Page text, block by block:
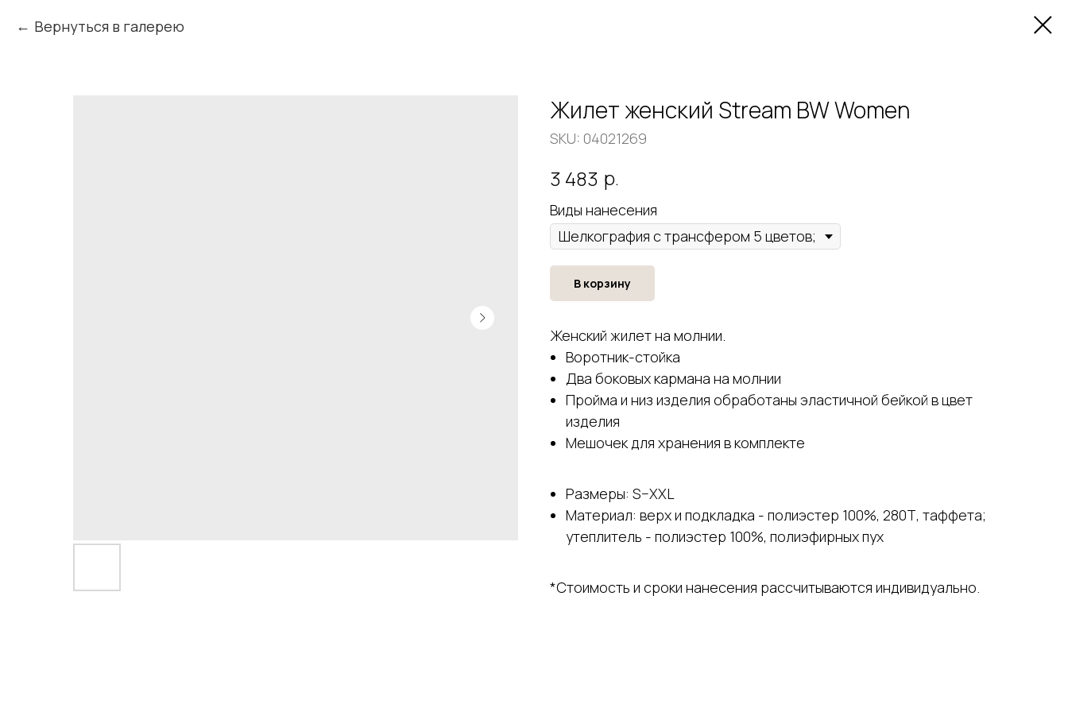
Вернуться в галерею
Жилет женский Stream BW Women
SKU: 04021269
3 483 р.
Виды нанесения
В корзину
Женский жилет на молнии.
Воротник-стойка
Два боковых кармана на молнии
Пройма и низ изделия обработаны эластичной бейкой в цвет
изделия
Мешочек для хранения в комплекте
Размеры: S–XXL
Материал: верх и подкладка - полиэстер 100%, 280Т, таффета;
утеплитель - полиэстер 100%, полиэфирных пух
*Стоимость и сроки нанесения рассчитываются индивидуально.